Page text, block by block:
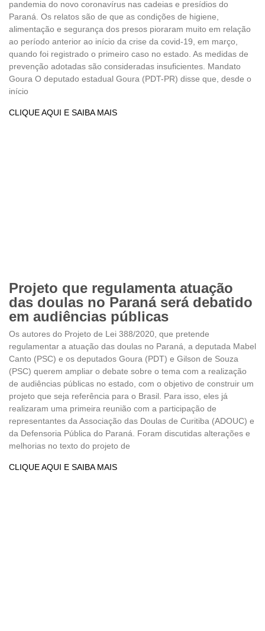
pandemia do novo coronavírus nas cadeias e presídios do
Paraná. Os relatos são de que as condições de higiene,
alimentação e segurança dos presos pioraram muito em relação
ao período anterior ao início da crise da covid-19, em março,
quando foi registrado o primeiro caso no estado. As medidas de
prevenção adotadas são consideradas insuficientes. Mandato
Goura O deputado estadual Goura (PDT-PR) disse que, desde o
início
CLIQUE AQUI E SAIBA MAIS
Projeto que regulamenta atuação
das doulas no Paraná será debatido
em audiências públicas
Os autores do Projeto de Lei 388/2020, que pretende
regulamentar a atuação das doulas no Paraná, a deputada Mabel
Canto (PSC) e os deputados Goura (PDT) e Gilson de Souza
(PSC) querem ampliar o debate sobre o tema com a realização
de audiências públicas no estado, com o objetivo de construir um
projeto que seja referência para o Brasil. Para isso, eles já
realizaram uma primeira reunião com a participação de
representantes da Associação das Doulas de Curitiba (ADOUC) e
da Defensoria Pública do Paraná. Foram discutidas alterações e
melhorias no texto do projeto de
CLIQUE AQUI E SAIBA MAIS